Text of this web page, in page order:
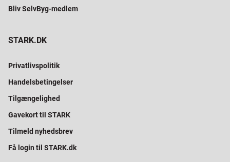
Bliv SelvByg-medlem
STARK.DK
Privatlivspolitik
Handelsbetingelser
Tilgængelighed
Gavekort til STARK
Tilmeld nyhedsbrev
Få login til STARK.dk